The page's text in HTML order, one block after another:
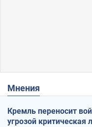
Мнения
Кремль переносит
угрозой критическая